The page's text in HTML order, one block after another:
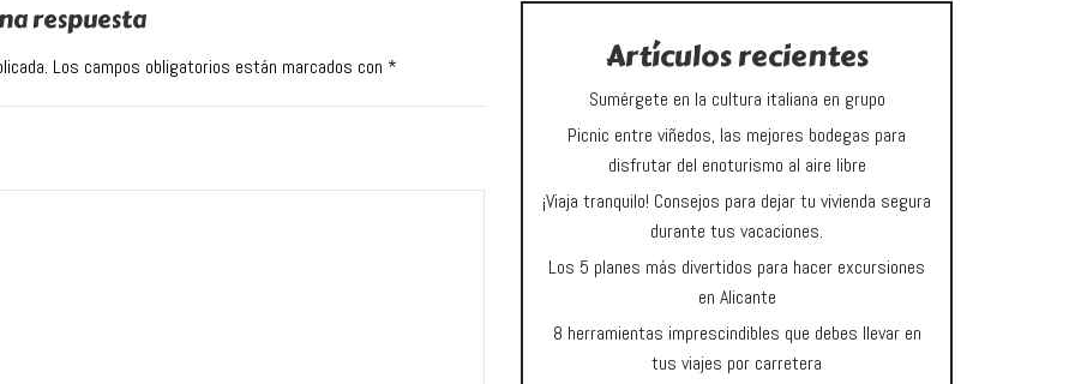
respuesta
Los campos obligatorios están marcados con * Artículos recientes
Sumérgete en la cultura italiana en grupo
Picnic entre viñedos, las mejores bodegas para
disfrutar del enoturismo al aire libre
¡Viaja tranquilo! Consejos para dejar tu vivienda segura
durante tus vacaciones.
Los 5 planes más divertidos para hacer excursiones
en Alicante
8 herramientas imprescindibles que debes llevar en
tus viajes por carretera